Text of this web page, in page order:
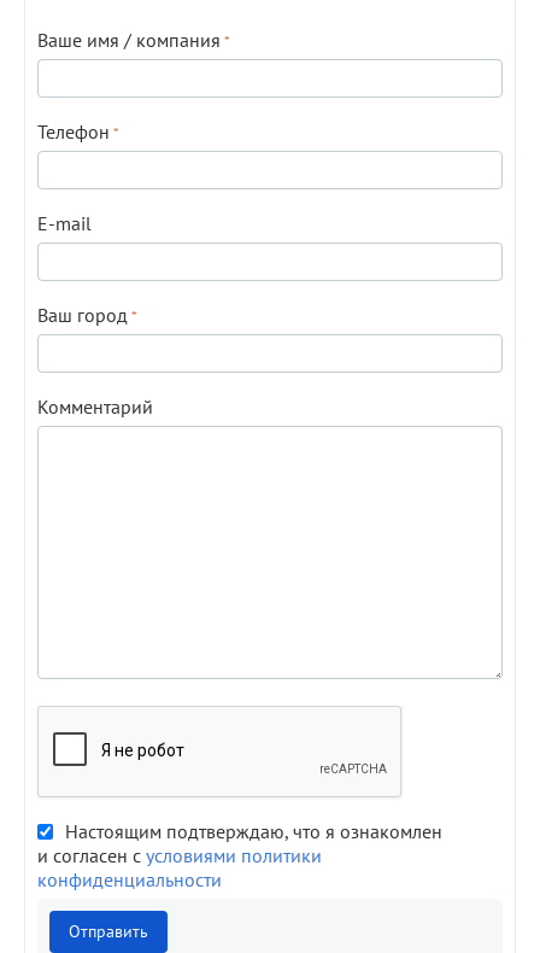
Ваше имя / компания
Телефон
E-mail
Ваш город
Комментарий
Настоящим подтверждаю, что я ознакомлен
и согласен с условиями политики
конфиденциальности
Отправить